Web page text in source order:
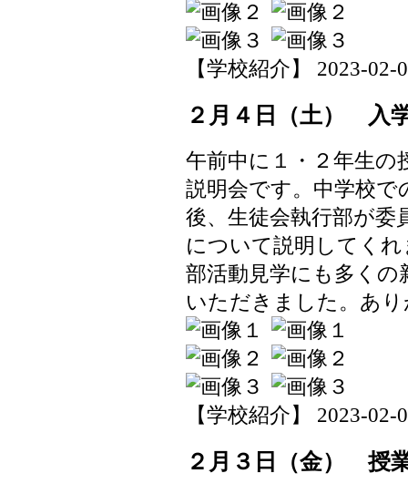
【学校紹介】 2023-02-
２月４日（土） 入
午前中に１・２年生の
説明会です。中学校
後、生徒会執行部が委
について説明してく
部活動見学にも多くの
いただきました。あ
【学校紹介】 2023-02-
２月３日（金） 授